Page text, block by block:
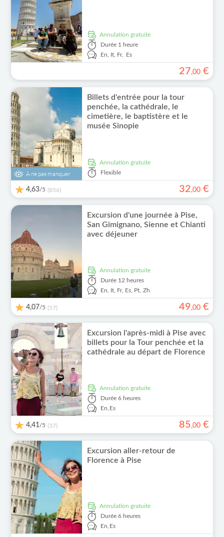
Annulation gratuite
Durée 1 heure
En,
It, Fr, Es
27,00 €
À ne pas manquer
Billets d'entrée pour la tour
penchée, la cathédrale, le
cimetière, le baptistère et le
musée Sinopie
Annulation gratuite
Flexible
4,63/5 (856) 32,00 €
Excursion d'une journée à Pise,
San Gimignano, Sienne et Chianti
avec déjeuner
Annulation gratuite
Durée 12 heures
En,
It, Fr, Es, Pt, Zh
4,07/5 (57) 49,00 €
Excursion l'après-midi à Pise avec
billets pour la Tour penchée et la
cathédrale au départ de Florence
Annulation gratuite
Durée 6 heures
En,Es
4,41/5 (37) 85,00 €
Excursion aller-retour de
Florence à Pise
Annulation gratuite
Durée 6 heures
En,Es